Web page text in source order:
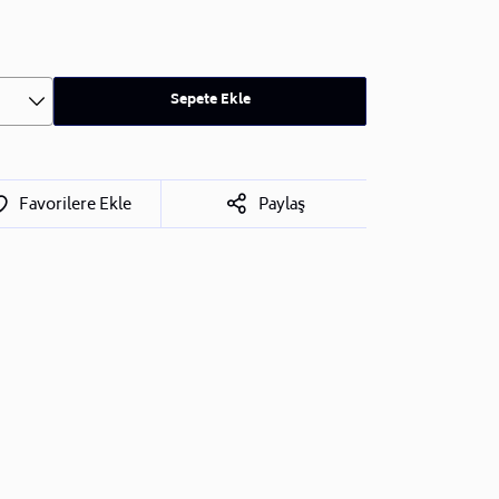
Sepete Ekle
Favorilere Ekle Paylaş